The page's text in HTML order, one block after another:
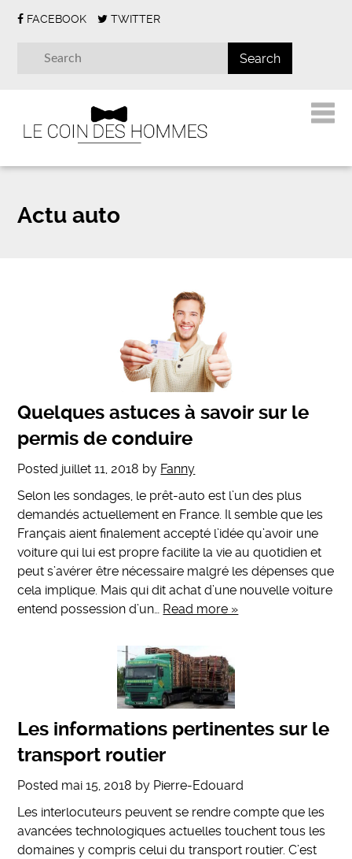
FACEBOOK TWITTER
Actu auto
Quelques astuces à savoir sur le
permis de conduire
Posted juillet 11, 2018 by Fanny
Selon les sondages, le prêt-auto est l’un des plus
demandés actuellement en France. Il semble que les
Français aient finalement accepté l’idée qu’avoir une
voiture qui lui est propre facilite la vie au quotidien et
peut s’avérer être nécessaire malgré les dépenses que
cela implique. Mais qui dit achat d’une nouvelle voiture
entend possession d’un… Read more »
Les informations pertinentes sur le
transport routier
Posted mai 15, 2018 by Pierre-Edouard
Les interlocuteurs peuvent se rendre compte que les
avancées technologiques actuelles touchent tous les
domaines y compris celui du transport routier. C’est